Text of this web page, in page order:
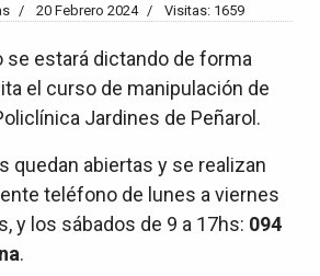
20 Febrero 2024 Visitas: 1659
se estará dictando de forma
el curso de manipulación de
Jardines de Peñarol.
quedan abiertas y se realizan
teléfono de lunes a viernes
y los sábados de 9 a 17hs: 094
.